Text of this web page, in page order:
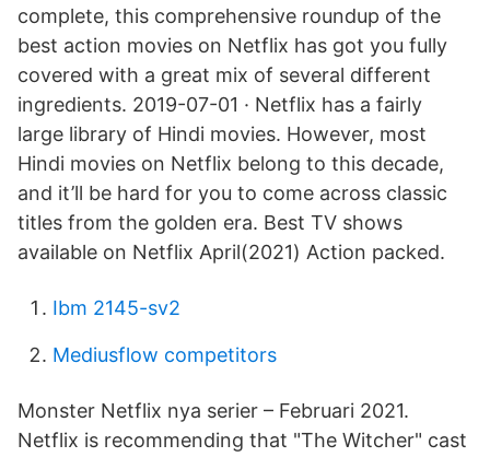
complete, this comprehensive roundup of the
best action movies on Netflix has got you fully
covered with a great mix of several different
ingredients. 2019-07-01 · Netflix has a fairly
large library of Hindi movies. However, most
Hindi movies on Netflix belong to this decade,
and it’ll be hard for you to come across classic
titles from the golden era. Best TV shows
available on Netflix April(2021) Action packed.
Ibm 2145-sv2
Mediusflow competitors
Monster Netflix nya serier – Februari 2021.
Netflix is recommending that "The Witcher" cast